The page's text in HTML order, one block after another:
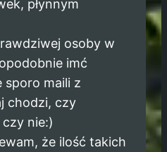
płynnym
osoby w
imć
sporo maili z
chodzi, czy
czy nie:)
że ilość takich